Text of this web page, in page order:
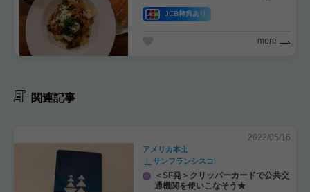
♪
JCB特典あり
more
関連記事
2022/05/16
アメリカ本土
サンフランシスコ
＜SF発＞クリッパーカードで公共交
通機関を使いこなそう★